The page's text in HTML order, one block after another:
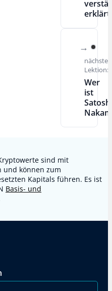
erklärt
nächste
Lektion:
Wer
ist
sind mit
und können zum
Kapitals führen. Es ist
Basis- und